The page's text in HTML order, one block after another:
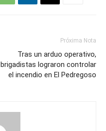
Próxima Nota
Tras un arduo operativo,
brigadistas lograron controlar
el incendio en El Pedregoso